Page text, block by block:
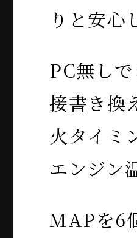
りと安心
PC無し
接書き換
火タイミ
エンジン
MAPを6